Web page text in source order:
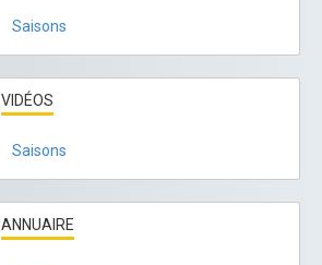
Saisons
VIDÉOS
Saisons
ANNUAIRE